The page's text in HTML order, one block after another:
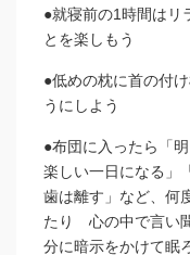
●就寝前の1時間はリ
とを楽しもう
●低めの枕に首の付
うにしよう
●布団に入ったら「
楽しい一日になる」
歯は離す」など、何
たり 心の中で言い
分に暗示をかけて眠